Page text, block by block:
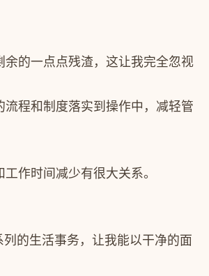
的一点点残渣，这让我完全忽视
程和制度落实到操作中，减轻管
作时间减少有很大关系。
的生活事务，让我能以干净的面